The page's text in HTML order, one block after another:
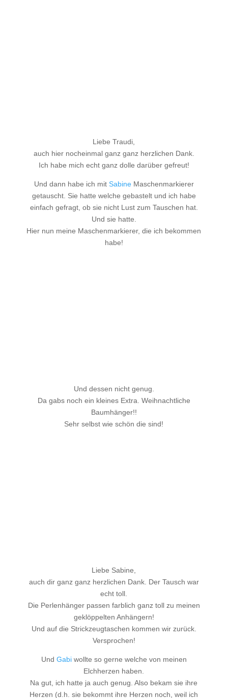
Liebe Traudi,
auch hier nocheinmal ganz ganz herzlichen Dank.
Ich habe mich echt ganz dolle darüber gefreut!
Und dann habe ich mit SabineMaschenmarkierer
getauscht. Sie hatte welche gebastelt und ich habe
einfach gefragt, ob sie nicht Lust zum Tauschen hat.
Und sie hatte.
Hier nun meine Maschenmarkierer, die ich bekommen
habe!
Und dessen nicht genug.
Da gabs noch ein kleines Extra. Weihnachtliche
Baumhänger!!
Sehr selbst wie schön die sind!
Liebe Sabine,
auch dir ganz ganz herzlichen Dank. Der Tausch war
echt toll.
Die Perlenhänger passen farblich ganz toll zu meinen
geklöppelten Anhängern!
Und auf die Strickzeugtaschen kommen wir zurück.
Versprochen!
Und Gabiwollte so gerne welche von meinen
Elchherzen haben.
Na gut, ich hatte ja auch genug. Also bekam sie ihre
Herzen (d.h. sie bekommt ihre Herzen noch, weil ich